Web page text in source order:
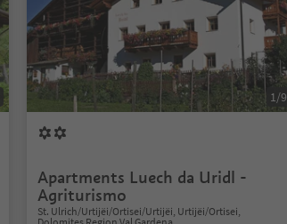
1/9
Apartments Luech da Uridl -
Agriturismo
St. Ulrich/Urtijëi/Ortisei/Urtijëi, Urtijëi/Ortisei,